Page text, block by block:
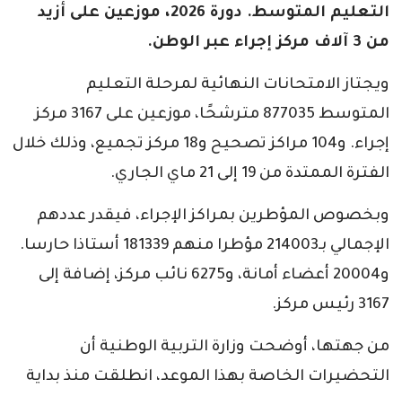
التعليم المتوسط. دورة 2026، موزعين على أزيد
من 3 آلاف مركز إجراء عبر الوطن.
ويجتاز الامتحانات النهائية لمرحلة التعليم
المتوسط 877035 مترشحًا، موزعين على 3167 مركز
إجراء. و104 مراكز تصحيح و18 مركز تجميع، وذلك خلال
الفترة الممتدة من 19 إلى 21 ماي الجاري.
وبخصوص المؤطرين بمراكز الإجراء، فيقدر عددهم
الإجمالي بـ214003 مؤطرا منهم 181339 أستاذا حارسا.
و20004 أعضاء أمانة، و6275 نائب مركز، إضافة إلى
3167 رئيس مركز.
من جهتها، أوضحت وزارة التربية الوطنية أن
التحضيرات الخاصة بهذا الموعد، انطلقت منذ بداية